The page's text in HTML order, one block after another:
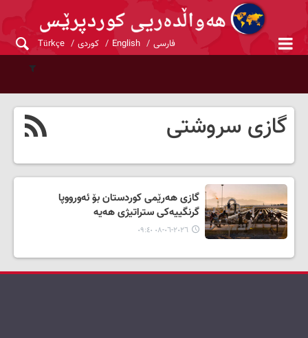
فارسی English کوردی Türkçe
گازی سروشتی
گازی هەرێمی کوردستان بۆ ئەورووپا
گرنگییەکی ستراتیژی هەیە
٢٠٢٦-٠٦-٠٨ ٠٩:٤٠